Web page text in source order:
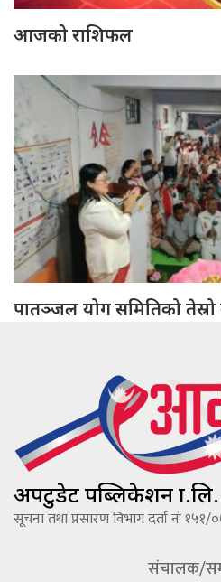
आजको राशिफल
पातञ्जल योग समितिको तेस्रो
अपटुडेट पब्लिकेशन प्रा.लि.
सूचना तथा प्रसारण विभाग दर्ता नंः
संचालक/